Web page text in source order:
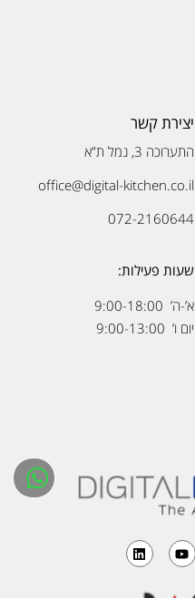
יצירת קשר
התערוכה 3, נמל ת”א
office@digital-kitchen.co.il
072-2160644
שעות פעילות:
א’-ה’ 9:00-18:00
יום ו’ 9:00-13:00